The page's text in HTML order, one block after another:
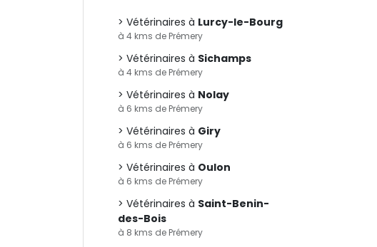
Vétérinaires à Lurcy-le-Bourg
à 4 kms de Prémery
Vétérinaires à Sichamps
à 4 kms de Prémery
Vétérinaires à Nolay
à 6 kms de Prémery
Vétérinaires à Giry
à 6 kms de Prémery
Vétérinaires à Oulon
à 6 kms de Prémery
Vétérinaires à Saint-Benin-
des-Bois
à 8 kms de Prémery